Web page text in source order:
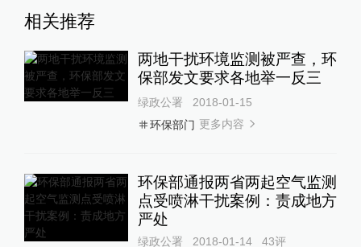
相关推荐
两地干扰环境监测被严查，环
保部发文要求各地举一反三
绿政公署
2018-01-15
环保部门 更多内容
环保部通报两省两起空气监测
点受喷淋干扰案例：责成地方
严处
绿政公署 2018-01-14 43评